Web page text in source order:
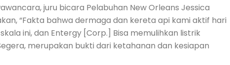
juru bicara Pelabuhan New Orleans Jessica
“Fakta bahwa dermaga dan kereta api kami aktif hari
ini, dan Entergy [Corp.] Bisa memulihkan listrik
merupakan bukti dari ketahanan dan kesiapan